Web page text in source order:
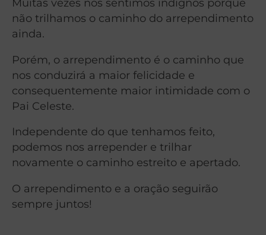
não trilhamos o caminho do arrependimento
ainda.
Porém, o arrependimento é o caminho que
nos conduzirá a maior felicidade e
consequentemente maior intimidade com o
Pai Celeste.
Independente do que tenhamos feito,
podemos nos arrepender e trilhar
novamente o caminho estreito e apertado.
O arrependimento e a oração seguirão
sempre juntos!